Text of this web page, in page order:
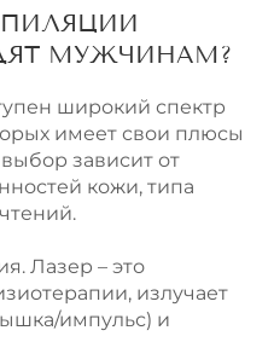
МУЖЧИНАМ?
широкий спектр
имеет свои плюсы
зависит от
кожи, типа
Лазер – это
излучает
импульс) и